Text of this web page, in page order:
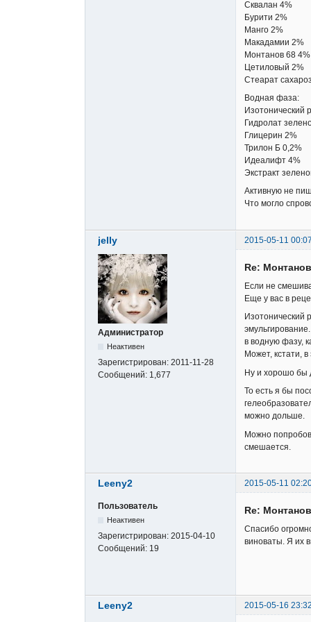
Сквалан 4%
Бурити 2%
Манго 2%
Макадамии 2%
Монтанов 68 4%
Цетиловый 2%
Стеарат
Водная фаза:
Изотонический
Гидролат
Глицерин 2%
Трилон Б 0,2%
Идеалифт 4%
Экстракт
Активную не
Что могло
jelly 2015-05-11
Администратор
Неактивен
Зарегистрирован: 2011-11-28
Сообщений: 1,677
Re:
Если не
Еще у вас в
Изотонический
в водную фазу,
Может, кстати,
Ну и хорошо бы
То есть я бы
можно дольше.
Можно
смешается.
Leeny2 2015-05-11
Пользователь
Неактивен
Зарегистрирован: 2015-04-10
Сообщений: 19
Re:
Спасибо
виноваты. Я их
Leeny2 2015-05-16